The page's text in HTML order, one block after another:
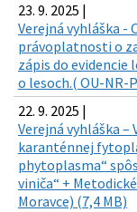
23. 9. 2025 |
Verejná vyhláška -
právoplatnosti o
zápis do evidencie
o lesoch.( OU-NR-
22. 9. 2025 |
Verejná vyhláška
karanténnej
phytoplasma“
viniča“ +
Moravce) (7,4 MB)